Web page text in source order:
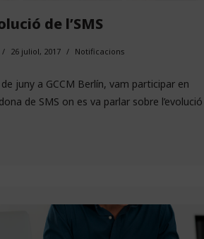
de l’SMS
26 juliol, 2017 Notificacions
juny a GCCM Berlín, vam participar en
de SMS on es va parlar sobre l’evolució